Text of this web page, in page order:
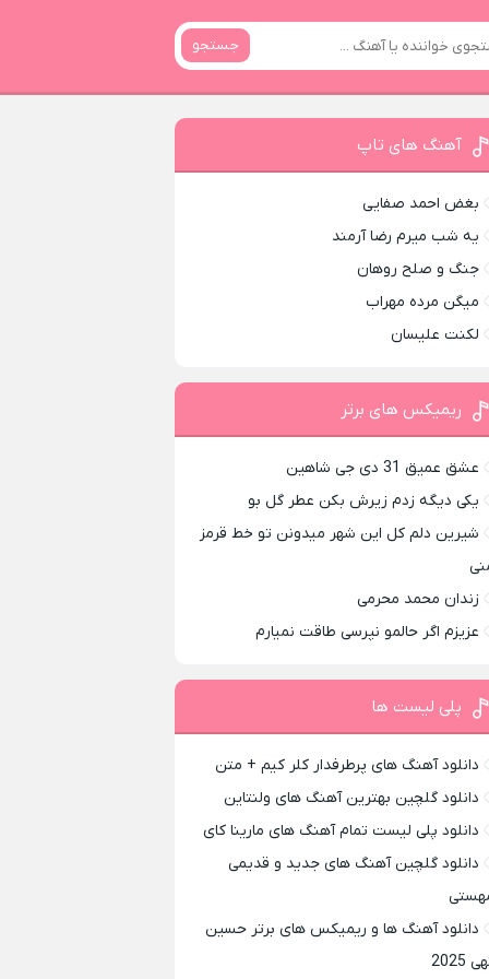
جستجو
آهنگ های تاپ
بغض احمد صفایی
یه شب میرم رضا آرمند
جنگ و صلح روهان
میگن مرده مهراب
لکنت علیسان
ریمیکس های برتر
عشق عمیق 31 دی جی شاهین
یکی دیگه زدم زیرش بکن عطر گل بو
شیرین دلم کل این شهر میدونن تو خط قرمز
زندان محمد محرمی
عزیزم اگر حالمو نپرسی طاقت نمیارم
پلی لیست ها
دانلود آهنگ های پرطرفدار کلر کیم + متن
دانلود گلچین بهترین آهنگ های ولنتاین
دانلود پلی لیست تمام آهنگ های مارینا کای
دانلود گلچین آهنگ های جدید و قدیمی
دانلود آهنگ ها و ریمیکس های برتر حسین
2025